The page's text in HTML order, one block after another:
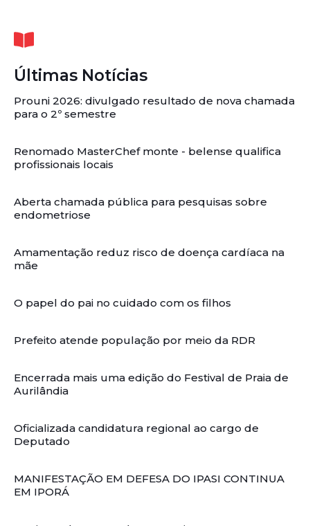
Últimas Notícias
Prouni 2026: divulgado resultado de nova chamada
para o 2º semestre
Renomado MasterChef monte - belense qualifica
profissionais locais
Aberta chamada pública para pesquisas sobre
endometriose
Amamentação reduz risco de doença cardíaca na
mãe
O papel do pai no cuidado com os filhos
Prefeito atende população por meio da RDR
Encerrada mais uma edição do Festival de Praia de
Aurilândia
Oficializada candidatura regional ao cargo de
Deputado
MANIFESTAÇÃO EM DEFESA DO IPASI CONTINUA
EM IPORÁ